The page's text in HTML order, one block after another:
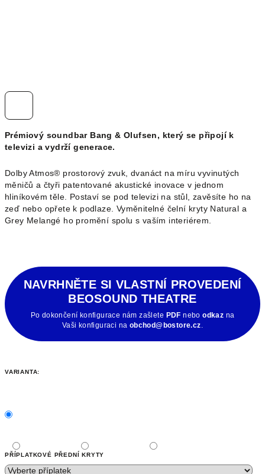
Prémiový soundbar Bang & Olufsen, který se připojí k
televizi a vydrží generace.
Dolby Atmos® prostorový zvuk, dvanáct na míru vyvinutých
měničů a čtyři patentované akustické inovace v jednom
hliníkovém těle. Postaví se pod televizi na stůl, zavěsíte ho na
zeď nebo opřete k podlaze. Vyměnitelné čelní kryty Natural a
Grey Melangé ho promění spolu s vaším interiérem.
NAVRHNĚTE SI VLASTNÍ PROVEDENÍ
BEOSOUND THEATRE
Po dokončení konfigurace nám zašlete PDF neboodkaz na
Vaši konfiguraci na obchod@bostore.cz.
VARIANTA:
PŘÍPLATKOVÉ PŘEDNÍ KRYTY